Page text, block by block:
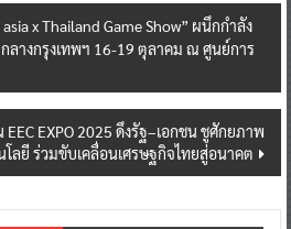
x Thailand Game Show” ผนึกกำลัง
กลางกรุงเทพฯ 16-19 ตุลาคม ณ ศูนย์การ
EXPO 2025 ดึงรัฐ–เอกชน ชูศักยภาพ
โลยี ร่วมขับเคลื่อนเศรษฐกิจไทยสู่อนาคต